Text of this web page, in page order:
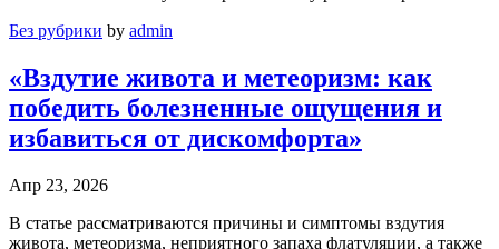
Без рубрики by admin
«Вздутие живота и метеоризм: как
победить болезненные ощущения и
избавиться от дискомфорта»
Апр 23, 2026
В статье рассматриваются причины и симптомы вздутия
живота, метеоризма, неприятного запаха флатуляции, а также